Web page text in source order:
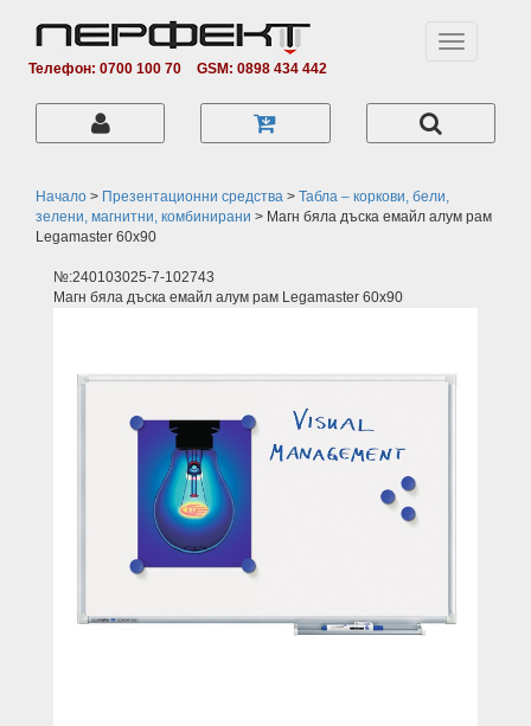
Телефон: 0700 100 70 GSM: 0898 434 442
Toggle
Начало > Презентационни средства > Табла – коркови, бели,
зелени, магнитни, комбинирани > Магн бяла дъска емайл алум рам
Legamaster 60х90
№:240103025-7-102743
Магн бяла дъска емайл алум рам Legamaster 60х90